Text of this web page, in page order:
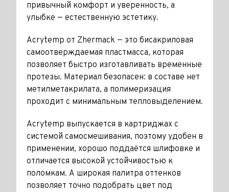
привычный комфорт и уверенность, а
улыбке — естественную эстетику.
Acrytemp от Zhermack — это бисакриловая
самоотверждаемая пластмасса, которая
позволяет быстро изготавливать временные
протезы. Материал безопасен: в составе нет
метилметакрилата, а полимеризация
проходит с минимальным тепловыделением.
Acrytemp выпускается в картриджах с
системой самосмешивания, поэтому удобен в
применении, хорошо поддаётся шлифовке и
отличается высокой устойчивостью к
поломкам. А широкая палитра оттенков
позволяет точно подобрать цвет под